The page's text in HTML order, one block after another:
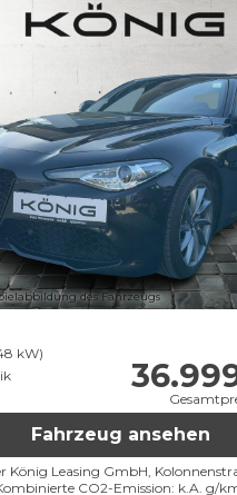
des Fahrzeugs
kW)
Fahrzeug ansehen
König Leasing GmbH,
CO2-Emission: k.A. g/